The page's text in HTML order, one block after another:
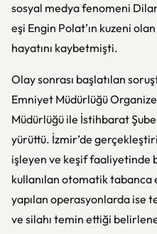
sosyal medya fenomeni
eşi Engin Polat’ın kuzeni
hayatını kaybetmişti.
Olay sonrası başlatılan
Emniyet Müdürlüğü
Müdürlüğü ile İstihbarat
yürüttü. İzmir’de
işleyen ve keşif faaliyetinde
kullanılan otomatik tabanca
yapılan operasyonlarda ise
ve silahı temin ettiği